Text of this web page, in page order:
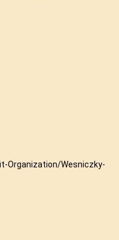
Organization/Wesniczky-